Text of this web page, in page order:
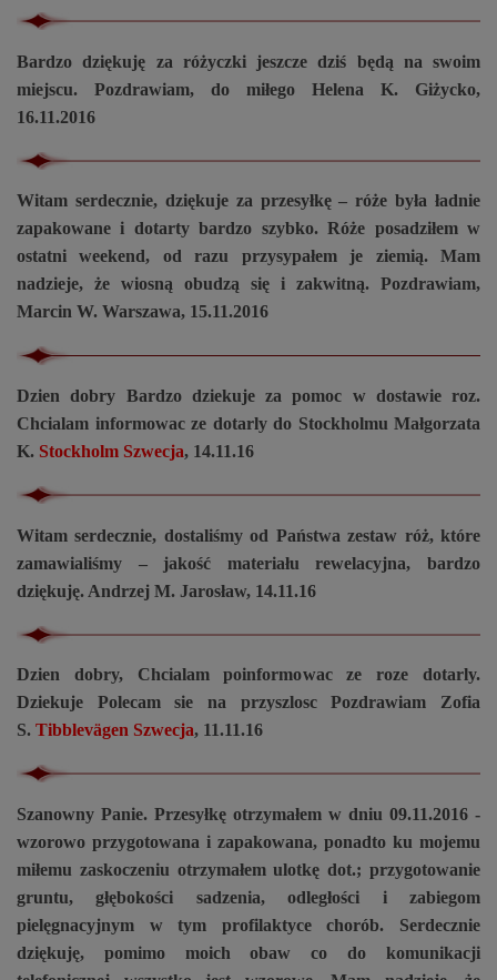
Bardzo dziękuję za różyczki jeszcze dziś będą na swoim
miejscu. Pozdrawiam, do miłego Helena K. Giżycko,
16.11.2016
Witam serdecznie, dziękuje za przesyłkę – róże była ładnie
zapakowane i dotarty bardzo szybko. Róże posadziłem w
ostatni weekend, od razu przysypałem je ziemią. Mam
nadzieje, że wiosną obudzą się i zakwitną. Pozdrawiam,
Marcin W. Warszawa, 15.11.2016
Dzien dobry Bardzo dziekuje za pomoc w dostawie roz.
Chcialam informowac ze dotarly do Stockholmu Małgorzata
K. Stockholm Szwecja, 14.11.16
Witam serdecznie, dostaliśmy od Państwa zestaw róż, które
zamawialiśmy – jakość materiału rewelacyjna, bardzo
dziękuję. Andrzej M. Jarosław, 14.11.16
Dzien dobry, Chcialam poinformowac ze roze dotarly.
Dziekuje Polecam sie na przyszlosc Pozdrawiam Zofia
S. Tibblevägen Szwecja, 11.11.16
Szanowny Panie. Przesyłkę otrzymałem w dniu 09.11.2016 -
wzorowo przygotowana i zapakowana, ponadto ku mojemu
miłemu zaskoczeniu otrzymałem ulotkę dot.; przygotowanie
gruntu, głębokości sadzenia, odległości i zabiegom
pielęgnacyjnym w tym profilaktyce chorób. Serdecznie
dziękuję, pomimo moich obaw co do komunikacji